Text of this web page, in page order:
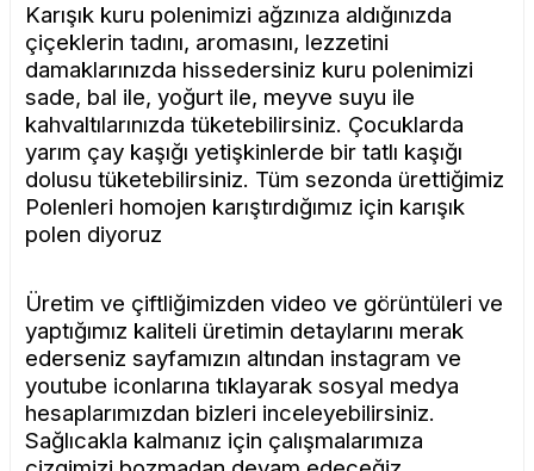
Karışık kuru polenimizi ağzınıza aldığınızda
çiçeklerin tadını, aromasını, lezzetini
damaklarınızda hissedersiniz kuru polenimizi
sade, bal ile, yoğurt ile, meyve suyu ile
kahvaltılarınızda tüketebilirsiniz. Çocuklarda
yarım çay kaşığı yetişkinlerde bir tatlı kaşığı
dolusu tüketebilirsiniz. Tüm sezonda ürettiğimiz
Polenleri homojen karıştırdığımız için karışık
polen diyoruz
Üretim ve çiftliğimizden video ve görüntüleri ve
yaptığımız kaliteli üretimin detaylarını merak
ederseniz sayfamızın altından instagram ve
youtube iconlarına tıklayarak sosyal medya
hesaplarımızdan bizleri inceleyebilirsiniz.
Sağlıcakla kalmanız için çalışmalarımıza